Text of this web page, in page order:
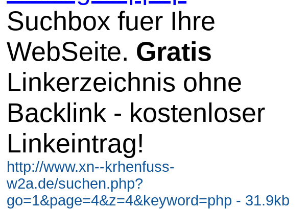
Suchbox fuer Ihre
WebSeite. Gratis
Linkerzeichnis ohne
Backlink - kostenloser
Linkeintrag!
http://www.xn--krhenfuss-
w2a.de/suchen.php?
go=1&page=4&z=4&keyword=php - 31.9kb